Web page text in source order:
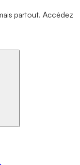
partout. Accédez